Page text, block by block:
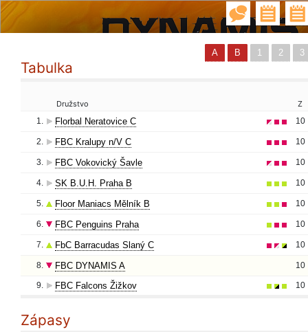
A B 1 2 3
Tabulka
Družstvo
Z
1.
Florbal Neratovice C 10
2. FBC Kralupy n/V C 10
3. FBC Vokovický Šavle 10
4. SK B.U.H. Praha B 10
5. Floor Maniacs Mělník B 10
6. FBC Penguins Praha 10
7. FbC Barracudas Slaný C 10
8. FBC DYNAMIS A 10
9. FBC Falcons Žižkov 10
Zápasy